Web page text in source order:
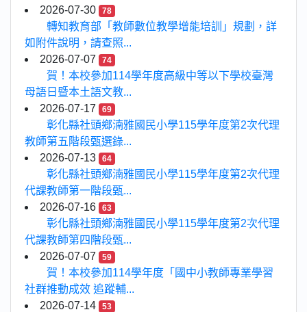
2026-07-30
78
轉知教育部「教師數位教學增能培訓」規劃，詳
如附件說明，請查照...
2026-07-07
74
賀！本校參加114學年度高級中等以下學校臺灣
母語日暨本土語文教...
2026-07-17
69
彰化縣社頭鄉湳雅國民小學115學年度第2次代理
教師第五階段甄選錄...
2026-07-13
64
彰化縣社頭鄉湳雅國民小學115學年度第2次代理
代課教師第一階段甄...
2026-07-16
63
彰化縣社頭鄉湳雅國民小學115學年度第2次代理
代課教師第四階段甄...
2026-07-07
59
賀！本校參加114學年度「國中小教師專業學習
社群推動成效 追蹤輔...
2026-07-14
53